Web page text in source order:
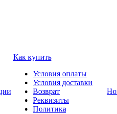
Как купить
Условия оплаты
Условия доставки
Возврат
Реквизиты
Политика